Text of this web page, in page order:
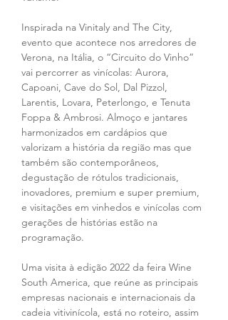
Inspirada na Vinitaly and The City,
evento que acontece nos arredores de
Verona, na Itália, o “Circuito do Vinho”
vai percorrer as vinícolas: Aurora,
Capoani, Cave do Sol, Dal Pizzol,
Larentis, Lovara, Peterlongo, e Tenuta
Foppa & Ambrosi. Almoço e jantares
harmonizados em cardápios que
valorizam a história da região mas que
também são contemporâneos,
degustação de rótulos tradicionais,
inovadores, premium e super premium,
e visitações em vinhedos e vinícolas com
gerações de histórias estão na
programação.
Uma visita à edição 2022 da feira Wine
South America, que reúne as principais
empresas nacionais e internacionais da
cadeia vitivinícola, está no roteiro, assim